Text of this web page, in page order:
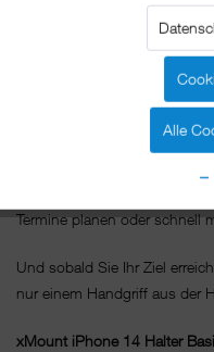
Mit xMount@Car für die
angenehmer Sichtweite an
unterwegs mit Ihrer
während einer kurzen Pause
Termine planen oder schnell
Und sobald Sie Ihr Ziel
nur einem Handgriff aus der
xMount iPhone 14 Halter
Alle